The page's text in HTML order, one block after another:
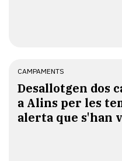
CAMPAMENTS
​Desallotgen dos
a Alins per les
alerta que s'han